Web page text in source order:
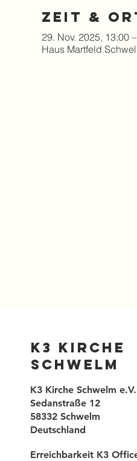
Zeit &
29. Nov. 2025, 13:00
Haus Martfeld
K3 Kirche
Schwelm
K3 Kirche Schwelm e.V.
Sedanstraße 12
58332 Schwelm
Deutschland
Erreichbarkeit K3